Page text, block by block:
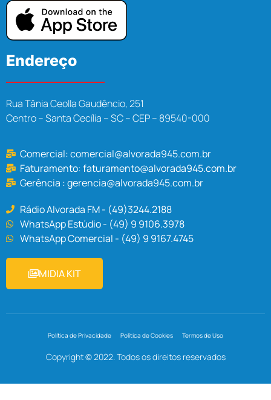
Endereço
Rua Tânia Ceolla Gaudêncio, 251
Centro – Santa Cecília – SC – CEP – 89540-000
Comercial:comercial@alvorada945.com.br
Faturamento:faturamento@alvorada945.com.br
Gerência :gerencia@alvorada945.com.br
Rádio Alvorada FM - (49)3244.2188
WhatsApp Estúdio - (49) 9 9106.3978
WhatsApp Comercial - (49) 9 9167.4745
MIDIA KIT
Política de Privacidade Política de Cookies Termos de Uso
Copyright © 2022. Todos os direitos reservados